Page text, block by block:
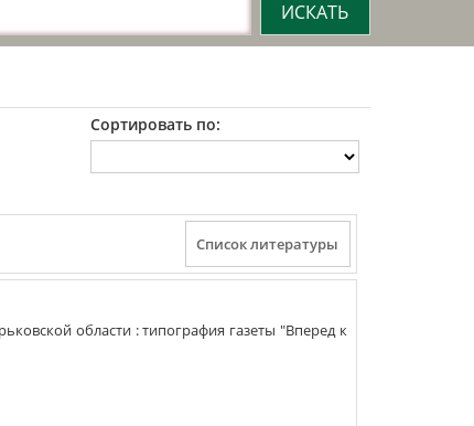
Сортировать по:
области :типография газеты "Вперед к